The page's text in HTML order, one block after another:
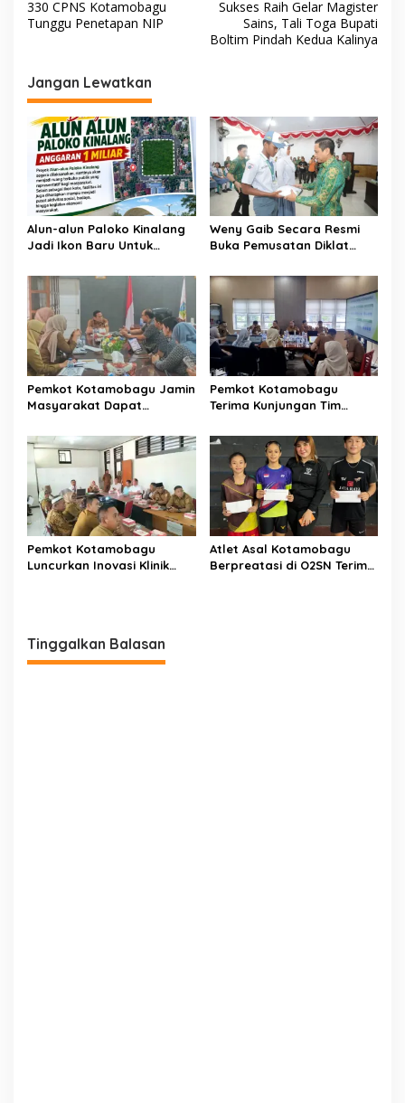
a
i
g
a
s
p
o
s
330 CPNS Kotamobagu
Tunggu Penetapan NIP
Sukses Raih Gelar Magister
Sains, Tali Toga Bupati
Boltim Pindah Kedua Kalinya
Jangan Lewatkan
Alun-alun Paloko Kinalang
Jadi Ikon Baru Untuk
Kotamobagu
Weny Gaib Secara Resmi
Buka Pemusatan Diklat
Kotamobagu
Pemkot Kotamobagu Jamin
Masyarakat Dapat
Pemkot Kotamobagu
Terima Kunjungan Tim
Pemkot Kotamobagu
Luncurkan Inovasi Klinik
Atlet Asal Kotamobagu
Berpreatasi di O2SN Terima
Tinggalkan Balasan